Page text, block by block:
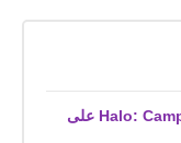
متطلبات تشغيل لعبة Halo: Campaign Evolved على